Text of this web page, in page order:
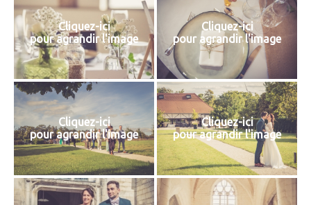
Cliquez-ici
pour agrandir l'image
Cliquez-ici
pour agrandir l'image
Cliquez-ici
pour agrandir l'image
Cliquez-ici
pour agrandir l'image